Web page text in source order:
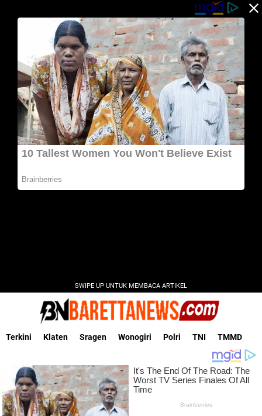
SWIPE UP UNTUK MEMBACA ARTIKEL
Terkini Klaten Sragen Wonogiri Polri TNI TMMD